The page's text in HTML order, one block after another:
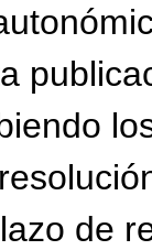
de